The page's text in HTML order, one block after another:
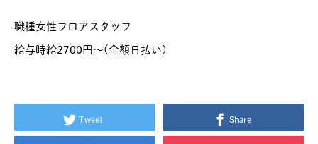
職種女性フロアスタッフ
給与時給2700円〜(全額日払い)
Tweet Share